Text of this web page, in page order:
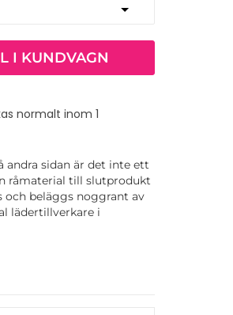
I KUNDVAGN
normalt inom 1
andra sidan är det inte ett
råmaterial till slutprodukt
och beläggs noggrant av
lädertillverkare i
svenskt Tärnsjö-läder.